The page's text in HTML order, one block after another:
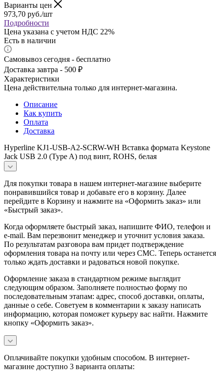
Варианты цен
973,70 руб./шт
Подробности
Цена указана с учетом НДС 22%
Есть в наличии
Самовывоз сегодня - бесплатно
Доставка завтра - 500 ₽
Характеристики
Цена действительна только для интернет-магазина.
Описание
Как купить
Оплата
Доставка
Hyperline KJ1-USB-A2-SCRW-WH Вставка формата Keystone
Jack USB 2.0 (Type A) под винт, ROHS, белая
Для покупки товара в нашем интернет-магазине выберите
понравившийся товар и добавьте его в корзину. Далее
перейдите в Корзину и нажмите на «Оформить заказ» или
«Быстрый заказ».
Когда оформляете быстрый заказ, напишите ФИО, телефон и
e-mail. Вам перезвонит менеджер и уточнит условия заказа.
По результатам разговора вам придет подтверждение
оформления товара на почту или через СМС. Теперь останется
только ждать доставки и радоваться новой покупке.
Оформление заказа в стандартном режиме выглядит
следующим образом. Заполняете полностью форму по
последовательным этапам: адрес, способ доставки, оплаты,
данные о себе. Советуем в комментарии к заказу написать
информацию, которая поможет курьеру вас найти. Нажмите
кнопку «Оформить заказ».
Оплачивайте покупки удобным способом. В интернет-
магазине доступно 3 варианта оплаты: